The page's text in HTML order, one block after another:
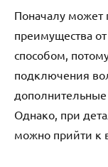
Поначалу может
преимущества
способом,
подключения
Однако, при
можно прийти к